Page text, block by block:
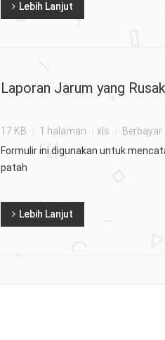
Lebih Lanjut
Laporan Jarum yang Rusak
17 KB 1 halaman xls
Berbayar
Formulir ini digunakan untuk
patah
Lebih Lanjut